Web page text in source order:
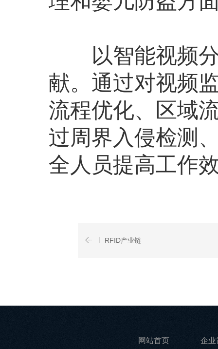
以智能视频分
献。通过对视频
流程优化、区域
过周界入侵检测
全人员提高工作
RFID产业链
网站首页 企业